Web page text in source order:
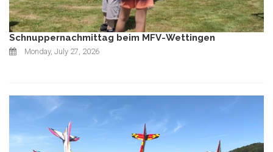
Schnuppernachmittag beim MFV-Wettingen
Monday, July 27, 2026